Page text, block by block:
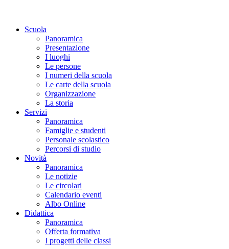
Scuola
Panoramica
Presentazione
I luoghi
Le persone
I numeri della scuola
Le carte della scuola
Organizzazione
La storia
Servizi
Panoramica
Famiglie e studenti
Personale scolastico
Percorsi di studio
Novità
Panoramica
Le notizie
Le circolari
Calendario eventi
Albo Online
Didattica
Panoramica
Offerta formativa
I progetti delle classi